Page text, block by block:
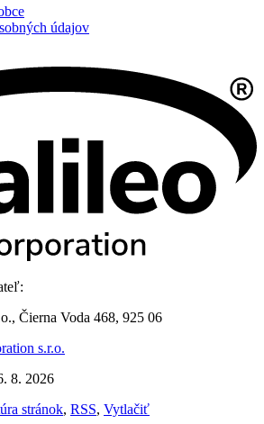
údajov
Čierna Voda 468, 925 06
s.r.o.
8. 2026
stránok, RSS, Vytlačiť